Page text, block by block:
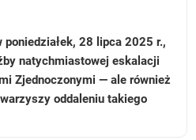
poniedziałek, 28 lipca 2025 r.,
natychmiastowej eskalacji
Zjednoczonymi — ale również
oddaleniu takiego